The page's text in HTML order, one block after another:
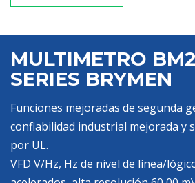
MULTIMETRO
SERIES BRYMEN
Funciones mejoradas de segunda
confiabilidad industrial mejorada y
por UL.
VFD V/Hz, Hz de nivel de línea/